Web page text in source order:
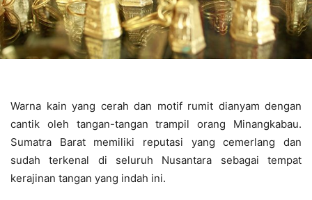
Warna kain yang cerah dan motif rumit dianyam dengan
cantik oleh tangan-tangan trampil orang Minangkabau.
Sumatra Barat memiliki reputasi yang cemerlang dan
sudah terkenal di seluruh Nusantara sebagai tempat
kerajinan tangan yang indah ini.